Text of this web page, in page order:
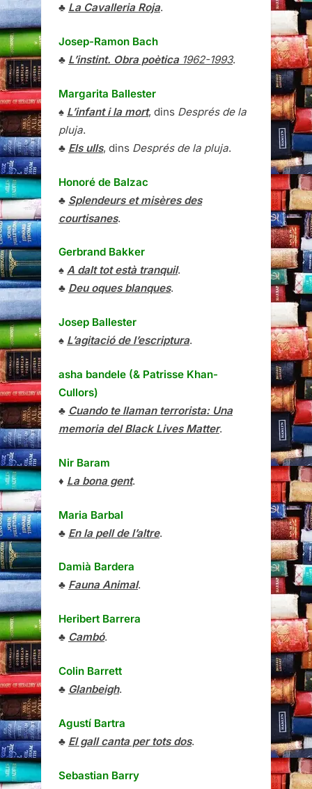
♣ La Cavalleria Roja.
Josep-Ramon Bach
♣ L’instint. Obra poètica1962-1993.
Margarita Ballester
♠ L’infant i la mort, dins Després de la
pluja.
♣ Els ulls, dins Després de la pluja.
Honoré de Balzac
♣ Splendeurs et misères des
courtisanes.
Gerbrand Bakker
♠ A dalt tot està tranquil.
♣ Deu oques blanques.
Josep Ballester
♠ L’agitació de l’escriptura.
asha bandele (& Patrisse Khan-
Cullors)
♣ Cuando te llaman terrorista: Una
memoria del Black Lives Matter.
Nir Baram
♦ La bona gent.
Maria Barbal
♣ En la pell de l’altre.
Damià Bardera
♣ Fauna Animal.
Heribert Barrera
♣ Cambó.
Colin Barrett
♣ Glanbeigh.
Agustí Bartra
♣ El gall canta per tots dos.
Sebastian Barry